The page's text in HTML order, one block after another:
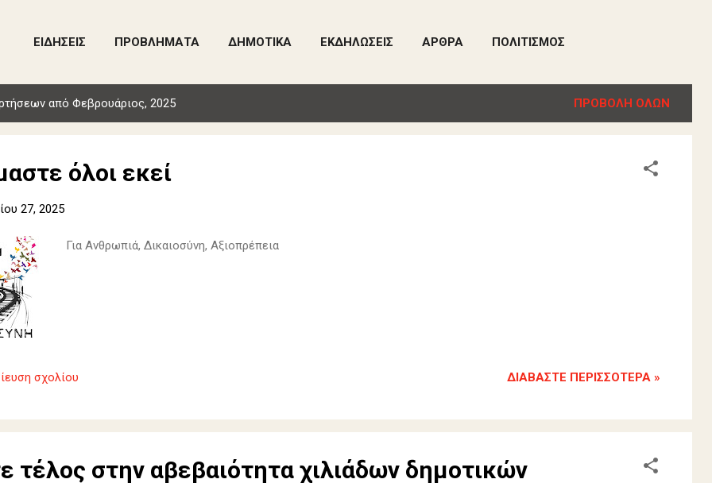
ΕΙΔΗΣΕΙΣ ΠΡΟΒΛΗΜΑΤΑ ΔΗΜΟΤΙΚΑ ΕΚΔΗΛΩΣΕΙΣ ΑΡΘΡΑ ΠΟΛΙΤΙΣΜΟΣ
από Φεβρουάριος, 2025 ΠΡΟΒΟΛΉ ΌΛΩΝ
όλοι εκεί
27, 2025
Για Ανθρωπιά, Δικαιοσύνη, Αξιοπρέπεια
σχολίου ΔΙΑΒΆΣΤΕ ΠΕΡΙΣΣΌΤΕΡΑ »
τέλος στην αβεβαιότητα χιλιάδων δημοτικών